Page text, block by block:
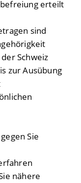
erteilt
sind
Schweiz
zur Ausübung
Sie
nähere